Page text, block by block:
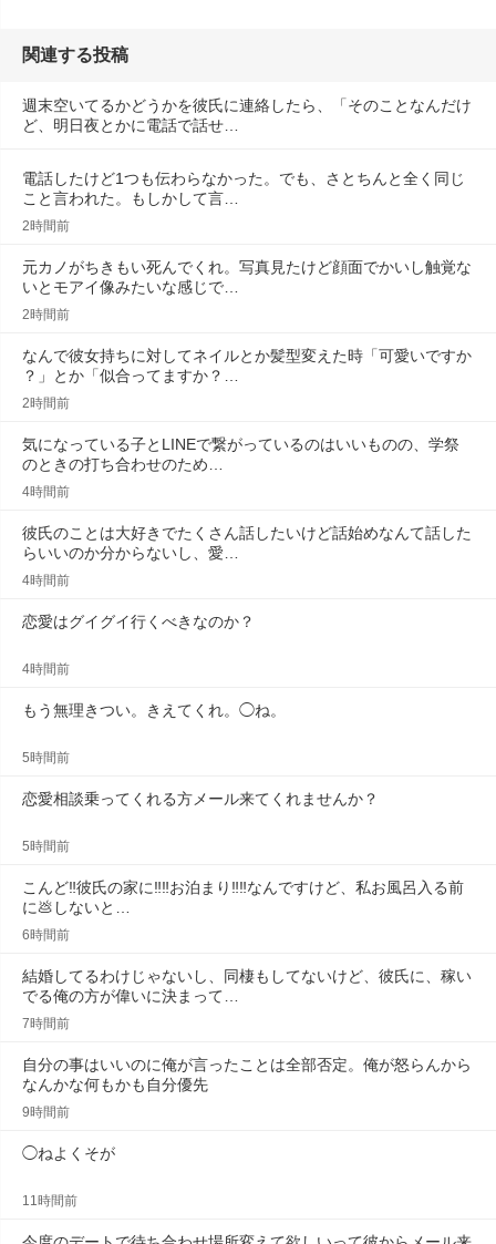
関連する投稿
週末空いてるかどうかを彼氏に連絡したら、「そのことなんだけ
ど、明日夜とかに電話で話せ…
電話したけど1つも伝わらなかった。でも、さとちんと全く同じ
こと言われた。もしかして言…
2時間前
元カノがちきもい死んでくれ。写真見たけど顔面でかいし触覚な
いとモアイ像みたいな感じで…
2時間前
なんで彼女持ちに対してネイルとか髪型変えた時「可愛いですか
？」とか「似合ってますか？…
2時間前
気になっている子とLINEで繋がっているのはいいものの、学祭
のときの打ち合わせのため…
4時間前
彼氏のことは大好きでたくさん話したいけど話始めなんて話した
らいいのか分からないし、愛…
4時間前
恋愛はグイグイ行くべきなのか？
4時間前
もう無理きつい。きえてくれ。◯ね。
5時間前
恋愛相談乗ってくれる方メール来てくれませんか？
5時間前
こんど‼️彼氏の家に‼️‼️お泊まり‼️‼️なんですけど、私お風呂入る前
に💩しないと…
6時間前
結婚してるわけじゃないし、同棲もしてないけど、彼氏に、稼い
でる俺の方が偉いに決まって…
7時間前
自分の事はいいのに俺が言ったことは全部否定。俺が怒らんから
なんかな何もかも自分優先
9時間前
◯ねよくそが
11時間前